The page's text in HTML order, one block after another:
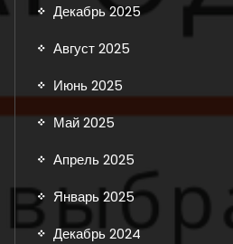
Декабрь 2025
Август 2025
Июнь 2025
Май 2025
Апрель 2025
Январь 2025
Декабрь 2024